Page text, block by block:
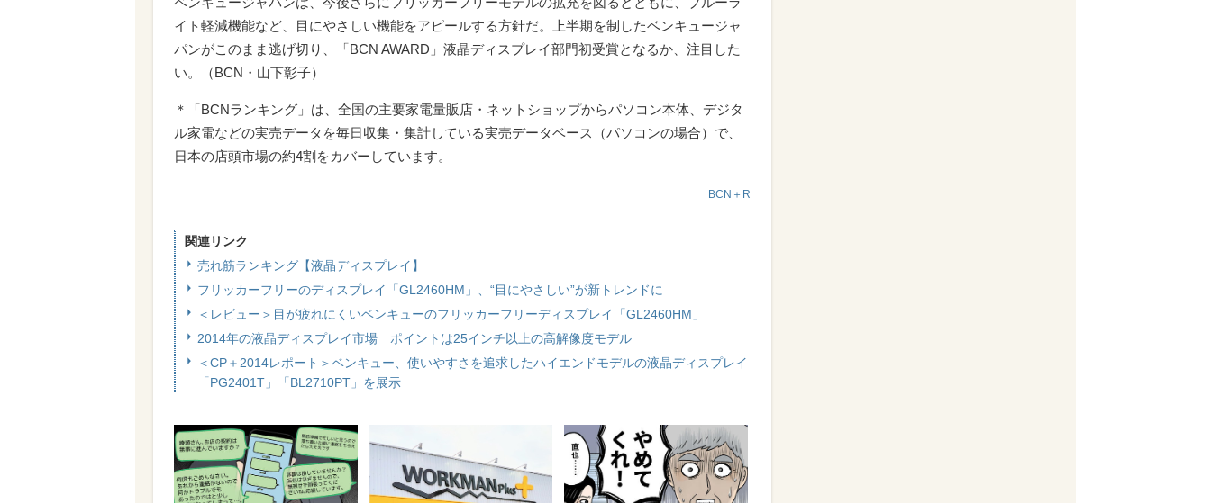
イト軽減機能など、目にやさしい機能をアピールする方針だ。上半期を制したベンキュージャ
パンがこのまま逃げ切り、「BCN AWARD」液晶ディスプレイ部門初受賞となるか、注目した
い。（BCN・山下彰子）
＊「BCNランキング」は、全国の主要家電量販店・ネットショップからパソコン本体、デジタ
ル家電などの実売データを毎日収集・集計している実売データベース（パソコンの場合）で、
日本の店頭市場の約4割をカバーしています。
BCN＋R
関連リンク
売れ筋ランキング【液晶ディスプレイ】
フリッカーフリーのディスプレイ「GL2460HM」、“目にやさしい”が新トレンドに
＜レビュー＞目が疲れにくいベンキューのフリッカーフリーディスプレイ「GL2460HM」
2014年の液晶ディスプレイ市場 ポイントは25インチ以上の高解像度モデル
＜CP＋2014レポート＞ベンキュー、使いやすさを追求したハイエンドモデルの液晶ディスプレイ
「PG2401T」「BL2710PT」を展示